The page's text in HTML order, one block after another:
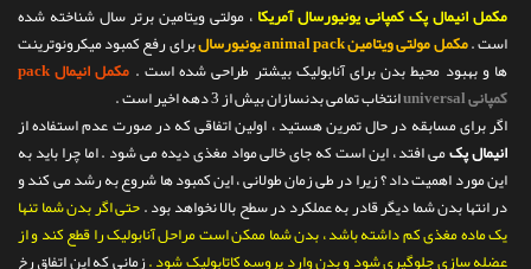
مکمل انیمال پککمپانی یونیورسال آمریکا، مولتی ویتامین برتر سال شناخته شده
است .مکمل مولتی ویتامین animal pack یونیورسال
برای رفع کمبود میکرونوترینت
ها و بهبود محیط بدن برای آنابولیک بیشتر طراحی شده است . مکمل انیمال pack
کمپانی universal
انتخاب تمامی بدنسازان بیش از 3 دهه اخیر است .
اگر برای مسابقه در حال تمرین هستید ، اولین اتفاقی که در صورت عدم استفاده از
انیمال پکمی افتد ، این است که جای خالی مواد مغذی دیده می شود . اما چرا باید به
این مورد اهمیت داد ؟ زیرا در طی زمان طولانی ، این کمبود ها شروع به رشد می کند و
در انتها بدن شما دیگر قادر به عملکرد در سطح بالا نخواهد بود .حتی اگر بدن شما تنها
یک ماده مغذی کم داشته باشد ، بدن شما ممکن است مراحل آنابولیک را قطع کند و از
عضله سازی جلوگیری شود و بدن وارد پروسه کاتابولیک شود .زمانی که این اتفاق رخ